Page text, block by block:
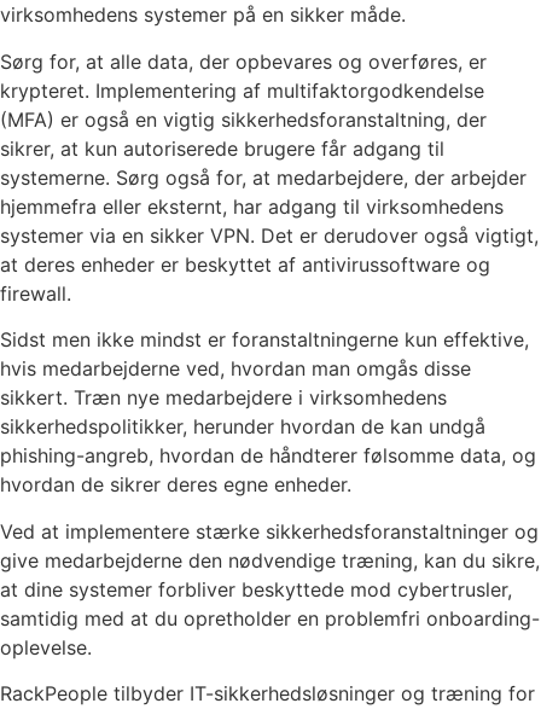
virksomhedens systemer på en sikker måde.
Sørg for, at alle data, der opbevares og overføres, er
krypteret. Implementering af multifaktorgodkendelse
(MFA) er også en vigtig sikkerhedsforanstaltning, der
sikrer, at kun autoriserede brugere får adgang til
systemerne. Sørg også for, at medarbejdere, der arbejder
hjemmefra eller eksternt, har adgang til virksomhedens
systemer via en sikker VPN. Det er derudover også vigtigt,
at deres enheder er beskyttet af antivirussoftware og
firewall.
Sidst men ikke mindst er foranstaltningerne kun effektive,
hvis medarbejderne ved, hvordan man omgås disse
sikkert. Træn nye medarbejdere i virksomhedens
sikkerhedspolitikker, herunder hvordan de kan undgå
phishing-angreb, hvordan de håndterer følsomme data, og
hvordan de sikrer deres egne enheder.
Ved at implementere stærke sikkerhedsforanstaltninger og
give medarbejderne den nødvendige træning, kan du sikre,
at dine systemer forbliver beskyttede mod cybertrusler,
samtidig med at du opretholder en problemfri onboarding-
oplevelse.
RackPeople tilbyder IT-sikkerhedsløsninger og træning for